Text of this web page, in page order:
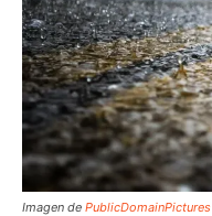
Imagen de PublicDomainPictures